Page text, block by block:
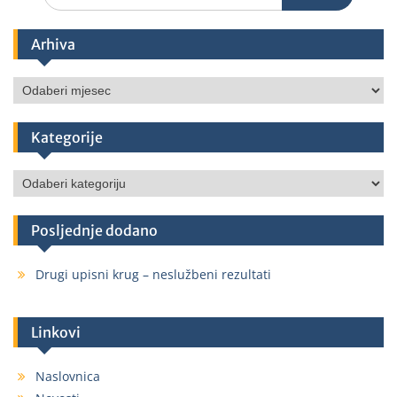
Arhiva
Kategorije
Posljednje dodano
Drugi upisni krug – neslužbeni rezultati
Linkovi
Naslovnica